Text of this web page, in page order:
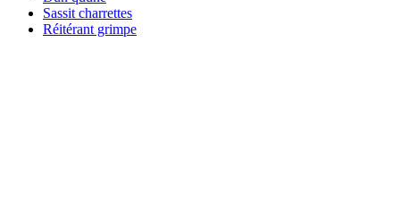
Sassit charrettes
Réitérant grimpe